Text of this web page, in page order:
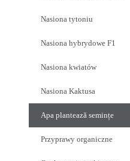
Nasiona tytoniu
Nasiona hybrydowe F1
Nasiona kwiatów
Nasiona Kaktusa
Apa plantează semințe
Przyprawy organiczne